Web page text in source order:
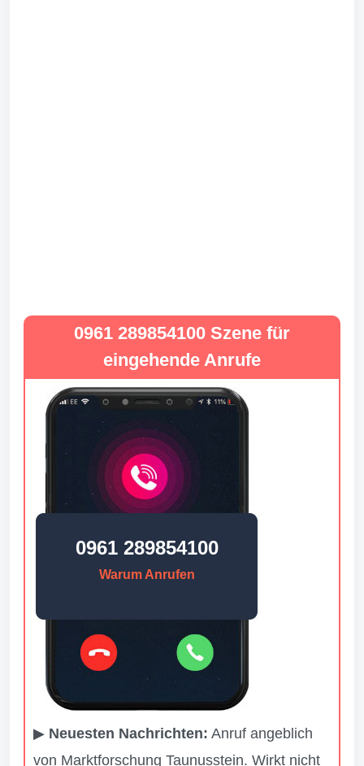
0961 289854100 Szene für
eingehende Anrufe
0961 289854100
Warum Anrufen
▶ Neuesten Nachrichten: Anruf angeblich
von Marktforschung Taunusstein. Wirkt nicht